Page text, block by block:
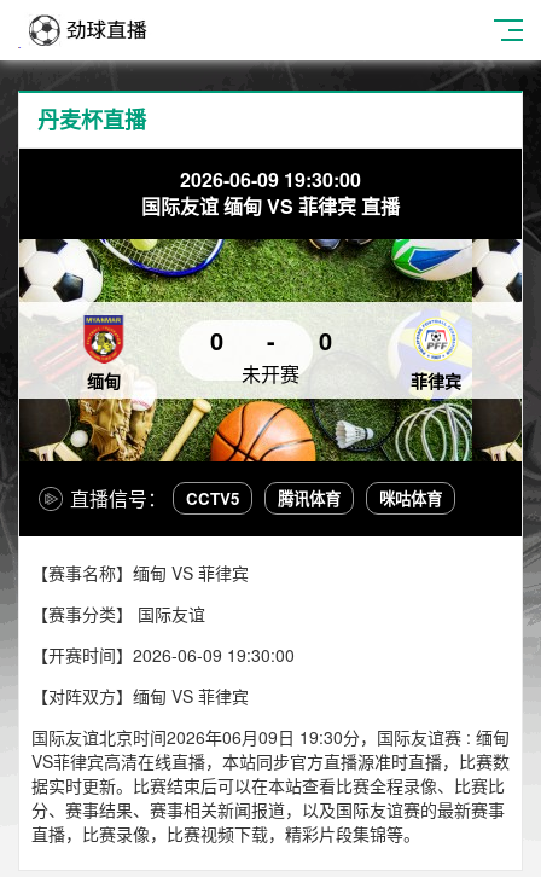
丹麦杯直播
2026-06-09 19:30:00
国际友谊 缅甸 VS 菲律宾 直播
缅甸
0 - 0
菲律宾
未开赛
直播信号： CCTV5 腾讯体育 咪咕体育
【赛事名称】缅甸 VS 菲律宾
【赛事分类】 国际友谊
【开赛时间】2026-06-09 19:30:00
【对阵双方】缅甸 VS 菲律宾
国际友谊北京时间2026年06月09日 19:30分，国际友谊赛 : 缅甸
VS菲律宾高清在线直播，本站同步官方直播源准时直播，比赛数
据实时更新。比赛结束后可以在本站查看比赛全程录像、比赛比
分、赛事结果、赛事相关新闻报道，以及国际友谊赛的最新赛事
直播，比赛录像，比赛视频下载，精彩片段集锦等。